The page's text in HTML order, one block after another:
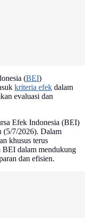
(BEI)
kriteria efek dalam
evaluasi dan
Efek Indonesia (BEI)
(5/7/2026). Dalam
khusus terus
BEI dalam mendukung
dan efisien.